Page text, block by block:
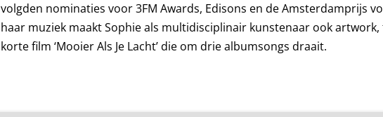
volgden nominaties voor 3FM Awards, Edisons en de Amsterdamprijs
haar muziek maakt Sophie als multidisciplinair kunstenaar ook artwork,
korte film ‘Mooier Als Je Lacht’ die om drie albumsongs draait.